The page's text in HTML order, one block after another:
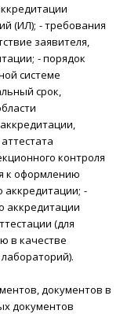
(ИЛ); - требования
заявителя,
- порядок
системе
срок,
контроля
к оформлению
аккредитации; -
аккредитации
(для
в качестве
документов в
документов